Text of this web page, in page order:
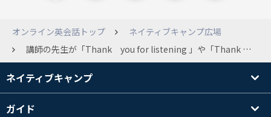
オンライン英会話トップ
ネイティブキャンプ広場
講師の先生が「Thank you for listening 」や「Thank you for asking 」など言ってくださった場合、「you are welcome」「my pleasure」もおかしいような気がしますが、このようなときはどのように返していますか？ なんと返していいのかわからないのでただただ笑顔でやりすごしております(^^)/
ネイティブキャンプ
ガイド